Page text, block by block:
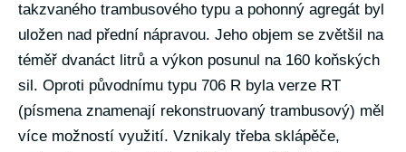
takzvaného trambusového typu a pohonný agregát byl
uložen nad přední nápravou. Jeho objem se zvětšil na
téměř dvanáct litrů a výkon posunul na 160 koňských
sil. Oproti původnímu typu 706 R byla verze RT
(písmena znamenají rekonstruovaný trambusový) měl
více možností využití. Vznikaly třeba sklápěče,